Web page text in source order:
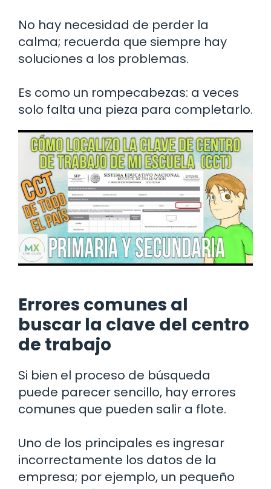
No hay necesidad de perder la
calma; recuerda que siempre hay
soluciones a los problemas.
Es como un rompecabezas: a veces
solo falta una pieza para completarlo.
Errores comunes al
buscar la clave del centro
de trabajo
Si bien el proceso de búsqueda
puede parecer sencillo, hay errores
comunes que pueden salir a flote.
Uno de los principales es ingresar
incorrectamente los datos de la
empresa; por ejemplo, un pequeño